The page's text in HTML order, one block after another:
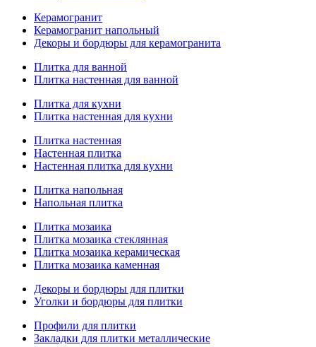
Керамогранит
Керамогранит напольный
Декоры и бордюры для керамогранита
Плитка для ванной
Плитка настенная для ванной
Плитка для кухни
Плитка настенная для кухни
Плитка настенная
Настенная плитка
Настенная плитка для кухни
Плитка напольная
Напольная плитка
Плитка мозаика
Плитка мозаика стеклянная
Плитка мозаика керамическая
Плитка мозаика каменная
Декоры и бордюры для плитки
Уголки и бордюры для плитки
Профили для плитки
Закладки для плитки металлические